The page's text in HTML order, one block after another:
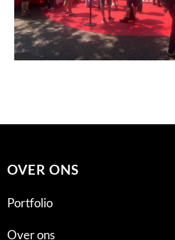
OVER ONS
Portfolio
Over ons